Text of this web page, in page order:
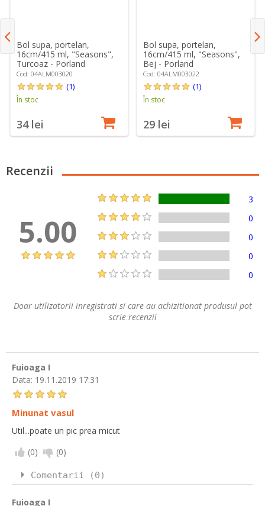
Bol supa, portelan,
16cm/415 ml, "Seasons",
Turcoaz - Porland
Cod: 04ALM003020
(1)
În stoc
34 lei
Bol supa, portelan,
16cm/415 ml, "Seasons",
Bej - Porland
Cod: 04ALM003022
(1)
În stoc
29 lei
Recenzii
5.00
3
0
0
0
0
Doar utilizatorii inregistrati si care au achizitionat produsul pot
scrie recenzii
Fuioaga I
Data: 19.11.2019 17:31
Minunat vasul
Util...poate un pic prea micut
(0) (0)
Comentarii (0)
Fuioaga I